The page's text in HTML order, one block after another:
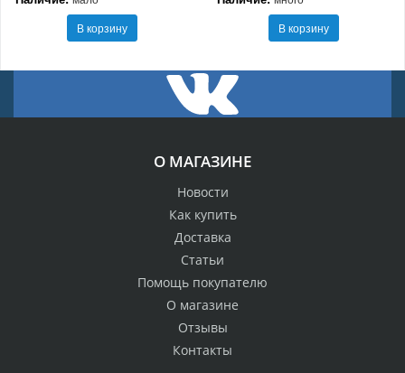
В корзину
В корзину
О МАГАЗИНЕ
Новости
Как купить
Доставка
Статьи
Помощь покупателю
О магазине
Отзывы
Контакты